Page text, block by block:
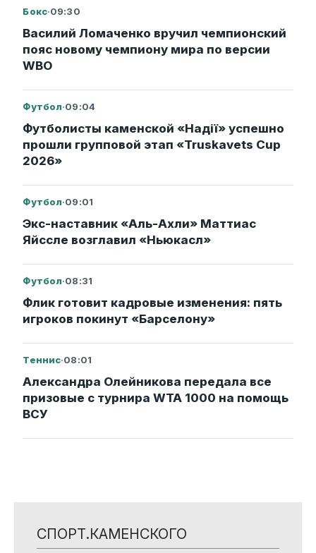
Бокс·09:30
Василий Ломаченко вручил чемпионский
пояс новому чемпиону мира по версии
WBO
Футбол·09:04
Футболисты каменской «Надії» успешно
прошли групповой этап «Truskavets Cup
2026»
Футбол·09:01
Экс-наставник «Аль-Ахли» Маттиас
Яйссле возглавил «Ньюкасл»
Футбол·08:31
Флик готовит кадровые изменения: пять
игроков покинут «Барселону»
Теннис·08:01
Александра Олейникова передала все
призовые с турнира WTA 1000 на помощь
ВСУ
СПОРТ.КАМЕНСКОГО